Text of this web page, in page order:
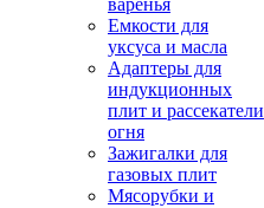
варенья
Емкости для
уксуса и масла
Адаптеры для
индукционных
плит и рассекатели
огня
Зажигалки для
газовых плит
Мясорубки и